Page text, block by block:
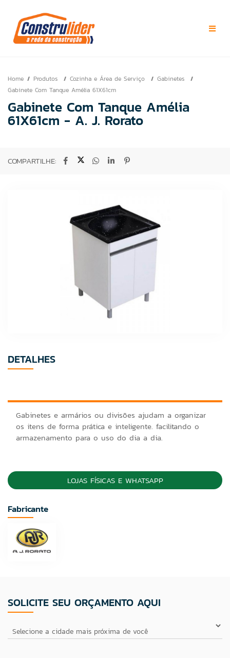
Home Produtos Cozinha e Área de Serviço
Gabinetes
Gabinete Com Tanque Amélia 61X61cm
Gabinete Com Tanque Amélia
61X61cm - A. J. Rorato
COMPARTILHE:
DETALHES
Gabinetes e armários ou divisões ajudam a organizar
os itens de forma prática e inteligente. facilitando o
armazenamento para o uso do dia a dia.
LOJAS FÍSICAS E WHATSAPP
Fabricante
SOLICITE SEU ORÇAMENTO AQUI